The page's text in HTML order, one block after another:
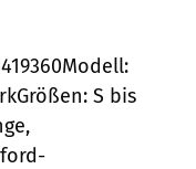
S bis